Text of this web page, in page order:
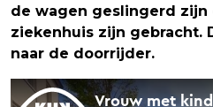
de wagen geslingerd zijn
ziekenhuis zijn gebracht.
naar de doorrijder.